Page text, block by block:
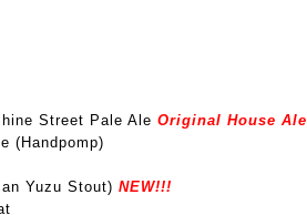
Street Pale Ale Original House Ale
(Handpomp)
Yuzu Stout) NEW!!!